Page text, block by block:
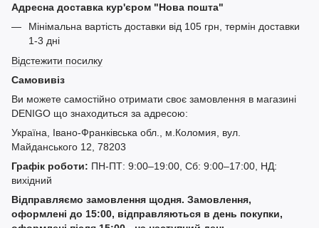
Адресна доставка кур'єром "Нова пошта"
Мінімальна вартість доставки від 105 грн, термін доставки
1-3 дні
Відстежити посилку
Самовивіз
Ви можете самостійно отримати своє замовлення в магазині
DENIGO що знаходиться за адресою:
Україна, Івано-Франківська обл., м.Коломия, вул.
Майданського 12, 78203
Графік роботи: ПН-ПТ: 9:00–19:00, Сб: 9:00–17:00, НД:
вихідний
Відправляємо замовлення щодня. Замовлення,
оформлені до 15:00, відправляються в день покупки,